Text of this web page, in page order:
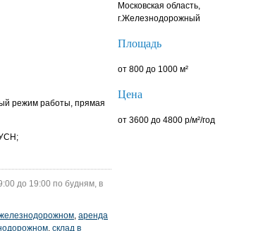
режим работы, прямая
до 19:00 по будням, в
, аренда
, склад в
Московская область,
г.Железнодорожный
Площадь
от 800 до 1000 м²
Цена
от 3600 до 4800 р/м²/год